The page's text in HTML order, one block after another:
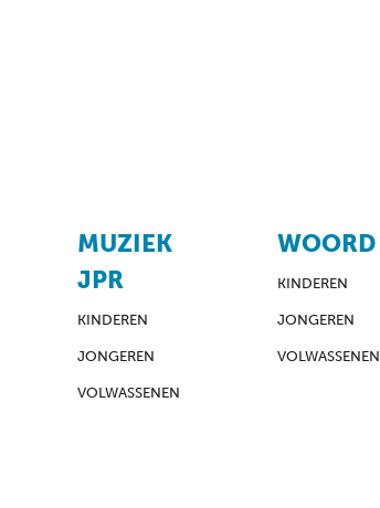
MUZIEK
JPR
KINDEREN
JONGEREN
VOLWASSENEN
WOORD
KINDEREN
JONGEREN
VOLWASSENEN